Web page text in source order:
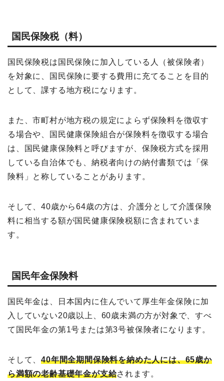
国民保険税（料）
国民保険税は国民保険に加入している人（被保険者）
を対象に、国民保険に要する費用に充てることを目的
として、課する地方税になります。
また、市町村が地方税の規定によらず保険料を徴収す
る場合や、国民健康保険組合が保険料を徴収する場合
は、国民健康保険料と呼びますが、保険税方式を採用
している自治体でも、納税者向けの納付書類では「保
険料」と称していることがあります。
そして、40歳から64歳の方は、介護分として介護保険
料に相当する額が国民健康保険税額に含まれていま
す。
国民年金保険料
国民年金は、日本国内に住んでいて厚生年金保険に加
入していない20歳以上、60歳未満の方が対象で、すべ
て国民年金の第1号または第3号被保険者になります。
そして、40年間全期間保険料を納めた人には、65歳か
ら満額の老齢基礎年金が支給されます。